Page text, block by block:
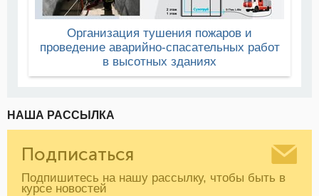
Организация тушения пожаров и
проведение аварийно-спасательных работ
в высотных зданиях
НАША РАССЫЛКА
Подписаться
Подпишитесь на нашу рассылку, чтобы быть в
курсе новостей